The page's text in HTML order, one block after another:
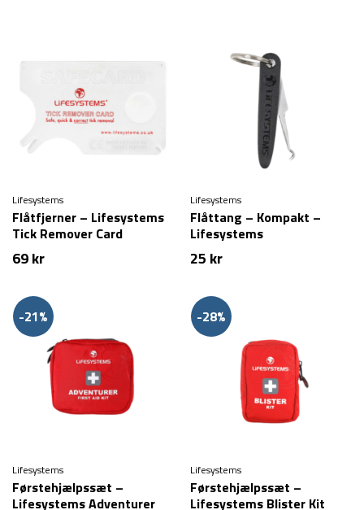
Lifesystems
Flåtfjerner – Lifesystems
Tick Remover Card
69kr
Lifesystems
Flåttang – Kompakt –
Lifesystems
25 kr
-21%
Lifesystems
Førstehjælpssæt –
Lifesystems Adventurer
-28%
Lifesystems
Førstehjælpssæt –
Lifesystems Blister Kit